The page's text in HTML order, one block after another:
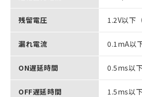
残留電圧 1.2V以下
漏れ電流 0.1mA以
ON遅延時間 0.5ms以下
OFF遅延時間 1.5ms以下